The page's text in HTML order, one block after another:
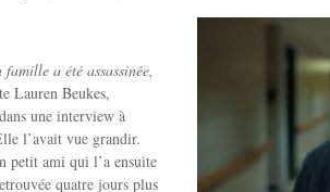
a été assassinée,
Lauren Beukes,
une interview à
l’avait vue grandir.
petit ami qui l’a ensuite
quatre jours plus